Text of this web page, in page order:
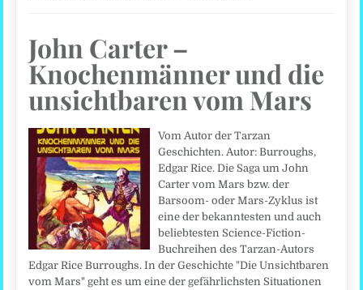
John Carter –
Knochenmänner und die
unsichtbaren vom Mars
Vom Autor der Tarzan
Geschichten. Autor: Burroughs,
Edgar Rice. Die Saga um John
Carter vom Mars bzw. der
Barsoom- oder Mars-Zyklus ist
eine der bekanntesten und auch
beliebtesten Science-Fiction-
Buchreihen des Tarzan-Autors
Edgar Rice Burroughs. In der Geschichte "Die Unsichtbaren
vom Mars" geht es um eine der gefährlichsten Situationen